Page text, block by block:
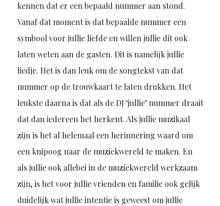
kennen dat er een bepaald nummer aan stond.
Vanaf dat moment is dat bepaalde nummer een
symbool voor jullie liefde en willen jullie dit ook
laten weten aan de gasten. Dit is namelijk jullie
liedje. Het is dan leuk om de songtekst van dat
nummer op de trouwkaart te laten drukken. Het
leukste daarna is dat als de DJ ‘jullie’ nummer draait
dat dan iedereen het herkent. Als jullie muzikaal
zijn is het al helemaal een herinnering waard om
een knipoog naar de muziekwereld te maken. En
als jullie ook allebei in de muziekwereld werkzaam
zijn, is het voor jullie vrienden en familie ook gelijk
duidelijk wat jullie intentie is geweest om jullie